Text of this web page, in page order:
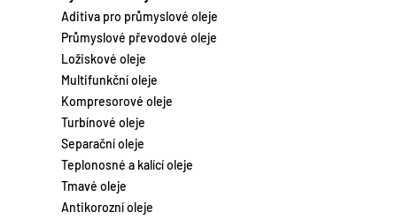
Laky
Suspenze
Tmely
Chladicí kapaliny
Brzdové kapaliny
Aditiva pro autochemii
Motocykly a skútry
Stacionární a plynové motory
Vlaková a lodní doprava
Zahradní a lesní technika
Zemědělství a těžká technika
Aditiva pro průmyslové oleje
Průmyslové převodové oleje
Ložiskové oleje
Multifunkční oleje
Kompresorové oleje
Turbínové oleje
Separační oleje
Teplonosné a kalící oleje
Tmavé oleje
Antikorozní oleje